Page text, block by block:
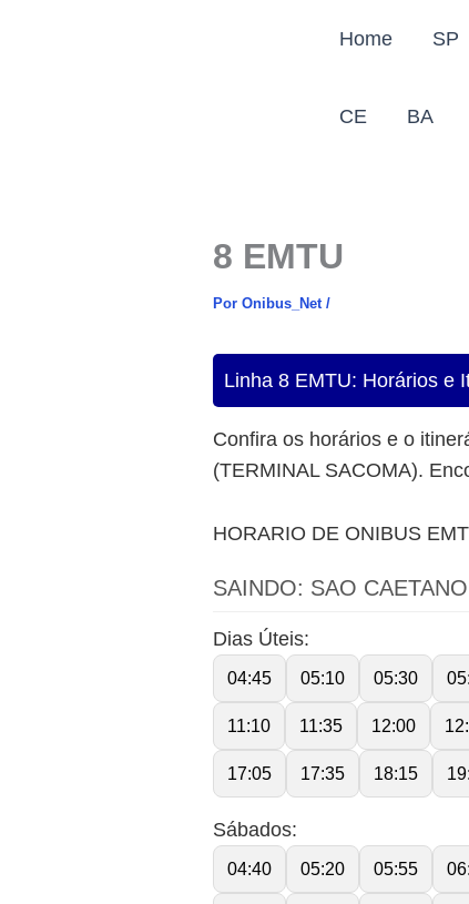
Home SP
CE BA
8 EMTU
Por Onibus_Net /
Linha 8 EMTU: Horários e
Confira os horários e o
(TERMINAL SACOMA).
HORARIO DE ONIBUS
SAINDO: SAO
Dias Úteis:
04:45 05:10 05:30
11:10 11:35 12:00
17:05 17:35 18:15
Sábados:
04:40 05:20 05:55